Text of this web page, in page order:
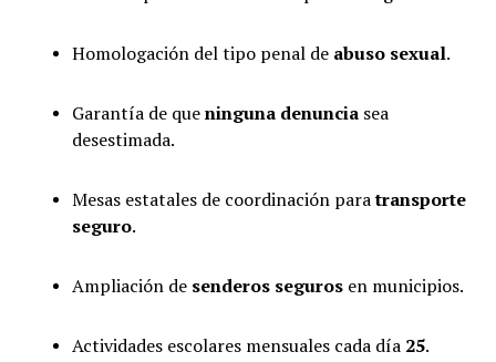
Homologación del tipo penal de abuso sexual.
Garantía de queninguna denuncia sea
desestimada.
Mesas estatales de coordinación paratransporte
seguro.
Ampliación de senderos seguros en municipios.
Actividades escolares mensuales cada día 25.